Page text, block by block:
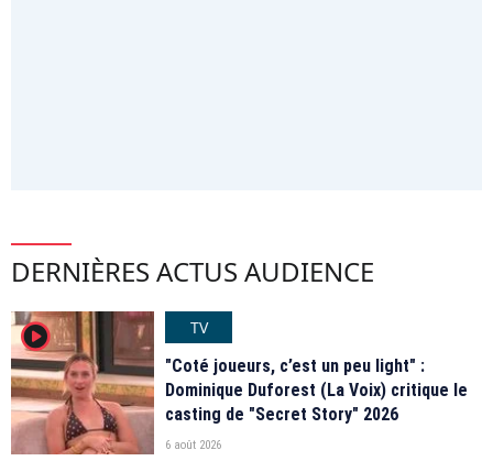
DERNIÈRES ACTUS AUDIENCE
player2
TV
"Coté joueurs, c’est un peu light" :
Dominique Duforest (La Voix) critique le
casting de "Secret Story" 2026
6 août 2026